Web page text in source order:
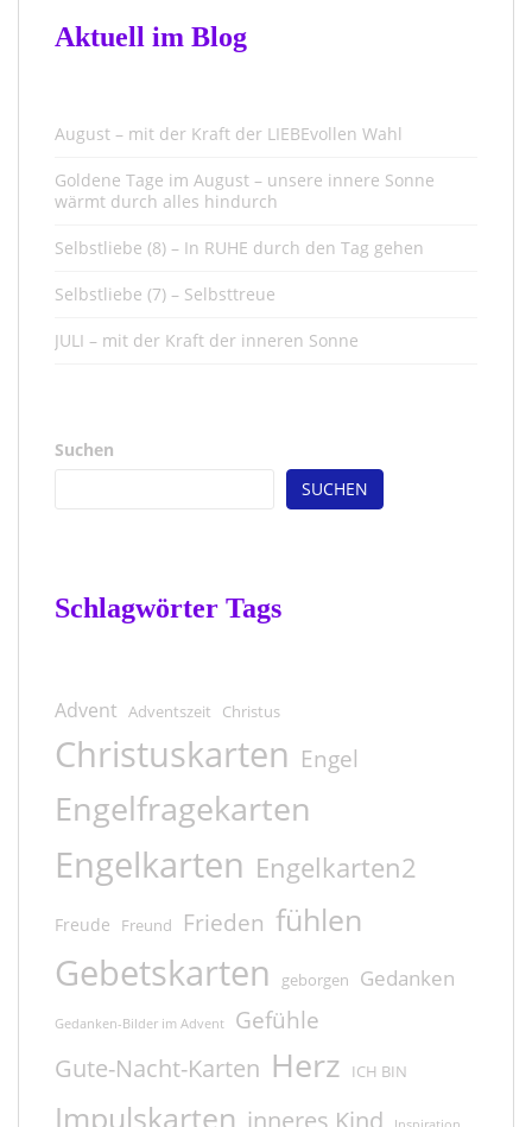
Aktuell im Blog
August – mit der Kraft der LIEBEvollen Wahl
Goldene Tage im August – unsere innere Sonne
wärmt durch alles hindurch
Selbstliebe (8) – In RUHE durch den Tag gehen
Selbstliebe (7) – Selbsttreue
JULI – mit der Kraft der inneren Sonne
Suchen
SUCHEN
Schlagwörter Tags
Advent Adventszeit Christus
Christuskarten Engel
Engelfragekarten
Engelkarten Engelkarten2
Freude Freund Frieden fühlen
Gebetskarten geborgen Gedanken
Gedanken-Bilder im Advent Gefühle
Gute-Nacht-Karten Herz ICH BIN
Impulskarten inneres Kind